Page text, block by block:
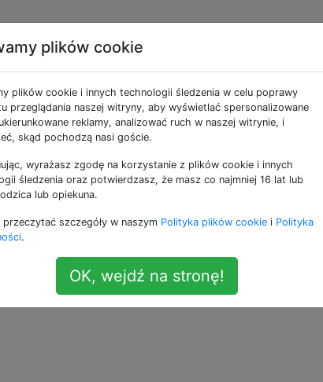
wprowadzić
wiadomości?
plików cookie
plików cookie i innych technologii śledzenia w celu poprawy
przeglądania naszej witryny, aby wyświetlać spersonalizowane
reklamy, analizować ruch w naszej witrynie, i
skąd pochodzą nasi goście.
wyrażasz zgodę na korzystanie z plików cookie i innych
śledzenia oraz potwierdzasz, że masz co najmniej 16 lat lub
lub opiekuna.
przeczytać szczegóły w naszym Polityka plików cookie i Polityka
.
OK, wejdź na stronę!